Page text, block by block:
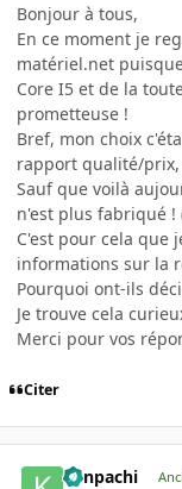
Bonjour à tous,
En ce moment je
matériel.net
Core I5 et de la
prometteuse !
Bref, mon choix
rapport qualité/prix,
Sauf que voilà
n'est plus fabriqué !
C'est pour cela que
informations sur la
Pourquoi ont-ils
Je trouve cela
Merci pour vos
Citer
Kenpachi